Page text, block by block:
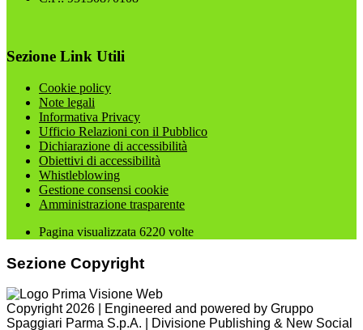
Sezione Link Utili
Cookie policy
Note legali
Informativa Privacy
Ufficio Relazioni con il Pubblico
Dichiarazione di accessibilità
Obiettivi di accessibilità
Whistleblowing
Gestione consensi cookie
Amministrazione trasparente
Pagina visualizzata 6220 volte
Sezione Copyright
Copyright 2026 | Engineered and powered by Gruppo
Spaggiari Parma S.p.A. | Divisione Publishing & New Social